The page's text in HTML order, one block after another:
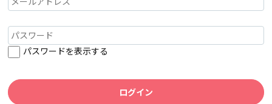
パスワードを表示する